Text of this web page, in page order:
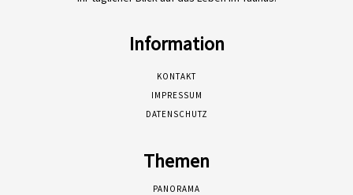
Information
KONTAKT
IMPRESSUM
DATENSCHUTZ
Themen
PANORAMA